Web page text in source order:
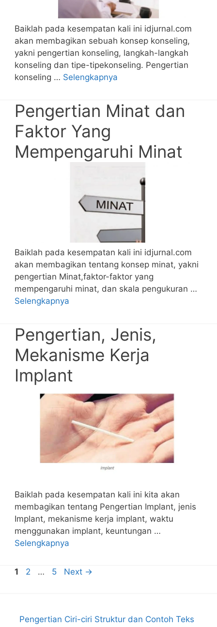
Baiklah pada kesempatan kali ini idjurnal.com
akan membagikan sebuah konsep konseling,
yakni pengertian konseling, langkah-langkah
konseling dan tipe-tipekonseling. Pengertian
konseling … Selengkapnya
Pengertian Minat dan
Faktor Yang
Mempengaruhi Minat
Baiklah pada kesempatan kali ini idjurnal.com
akan membagikan tentang konsep minat, yakni
pengertian Minat,faktor-faktor yang
mempengaruhi minat, dan skala pengukuran …
Selengkapnya
Pengertian, Jenis,
Mekanisme Kerja
Implant
Baiklah pada kesempatan kali ini kita akan
membagikan tentang Pengertian Implant, jenis
Implant, mekanisme kerja implant, waktu
menggunakan implant, keuntungan …
Selengkapnya
Page
1 Page
2 … Page
5 Next →
Pengertian Ciri-ciri Struktur dan Contoh Teks